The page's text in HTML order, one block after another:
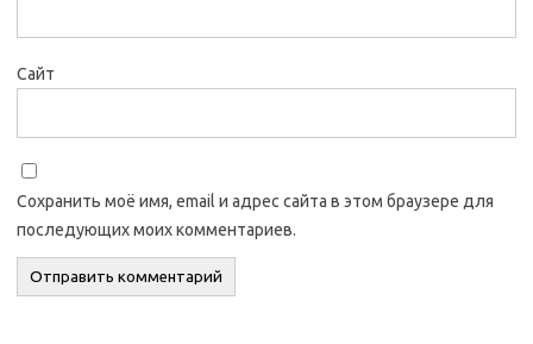
Сайт
Сохранить моё имя, email и адрес сайта в этом браузере для
последующих моих комментариев.